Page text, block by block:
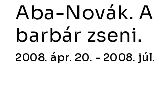
Aba-Novák. A
barbár zseni.
2008. ápr. 20. - 2008. júl.